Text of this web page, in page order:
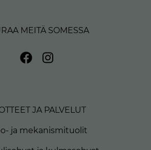
MEITÄ SOMESSA
JA PALVELUT
ja mekanismituolit